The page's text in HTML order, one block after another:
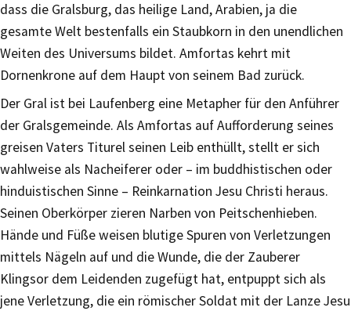
dass die Gralsburg, das heilige Land, Arabien, ja die
gesamte Welt bestenfalls ein Staubkorn in den unendlichen
Weiten des Universums bildet. Amfortas kehrt mit
Dornenkrone auf dem Haupt von seinem Bad zurück.
Der Gral ist bei Laufenberg eine Metapher für den Anführer
der Gralsgemeinde. Als Amfortas auf Aufforderung seines
greisen Vaters Titurel seinen Leib enthüllt, stellt er sich
wahlweise als Nacheiferer oder – im buddhistischen oder
hinduistischen Sinne – Reinkarnation Jesu Christi heraus.
Seinen Oberkörper zieren Narben von Peitschenhieben.
Hände und Füße weisen blutige Spuren von Verletzungen
mittels Nägeln auf und die Wunde, die der Zauberer
Klingsor dem Leidenden zugefügt hat, entpuppt sich als
jene Verletzung, die ein römischer Soldat mit der Lanze Jesu